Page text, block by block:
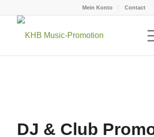
Mein Konto Contact
DJ & Club